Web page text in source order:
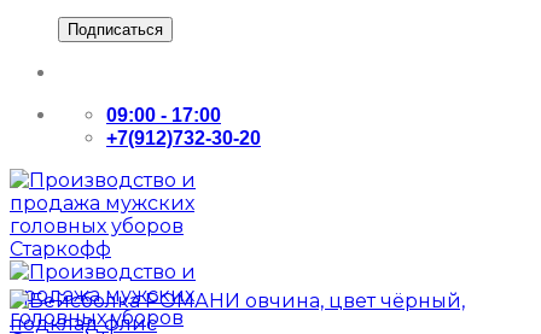
09:00 - 17:00
+7(912)732-30-20